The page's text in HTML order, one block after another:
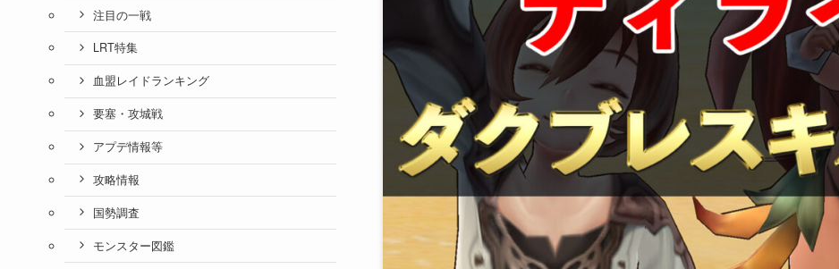
注目の一戦
LRT特集
血盟レイドランキング
要塞・攻城戦
アプデ情報等
攻略情報
国勢調査
モンスター図鑑